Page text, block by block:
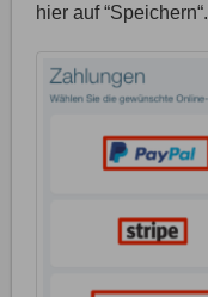
hier auf “Speichern“.